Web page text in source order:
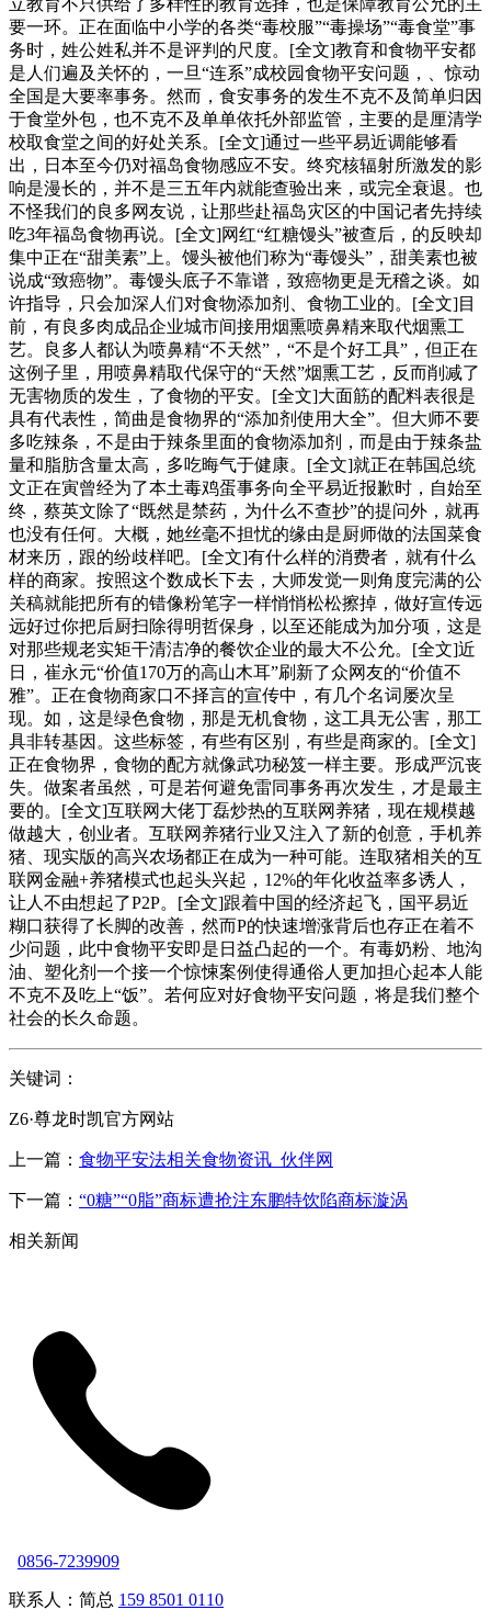
立教育不只供给了多样性的教育选择，也是保障教育公允的主
要一环。正在面临中小学的各类“毒校服”“毒操场”“毒食堂”事
务时，姓公姓私并不是评判的尺度。[全文]教育和食物平安都
是人们遍及关怀的，一旦“连系”成校园食物平安问题，、惊动
全国是大要率事务。然而，食安事务的发生不克不及简单归因
于食堂外包，也不克不及单单依托外部监管，主要的是厘清学
校取食堂之间的好处关系。[全文]通过一些平易近调能够看
出，日本至今仍对福岛食物感应不安。终究核辐射所激发的影
响是漫长的，并不是三五年内就能查验出来，或完全衰退。也
不怪我们的良多网友说，让那些赴福岛灾区的中国记者先持续
吃3年福岛食物再说。[全文]网红“红糖馒头”被查后，的反映却
集中正在“甜美素”上。馒头被他们称为“毒馒头”，甜美素也被
说成“致癌物”。毒馒头底子不靠谱，致癌物更是无稽之谈。如
许指导，只会加深人们对食物添加剂、食物工业的。[全文]目
前，有良多肉成品企业城市间接用烟熏喷鼻精来取代烟熏工
艺。良多人都认为喷鼻精“不天然”，“不是个好工具”，但正在
这例子里，用喷鼻精取代保守的“天然”烟熏工艺，反而削减了
无害物质的发生，了食物的平安。[全文]大面筋的配料表很是
具有代表性，简曲是食物界的“添加剂使用大全”。但大师不要
多吃辣条，不是由于辣条里面的食物添加剂，而是由于辣条盐
量和脂肪含量太高，多吃晦气于健康。[全文]就正在韩国总统
文正在寅曾经为了本土毒鸡蛋事务向全平易近报歉时，自始至
终，蔡英文除了“既然是禁药，为什么不查抄”的提问外，就再
也没有任何。大概，她丝毫不担忧的缘由是厨师做的法国菜食
材来历，跟的纷歧样吧。[全文]有什么样的消费者，就有什么
样的商家。按照这个数成长下去，大师发觉一则角度完满的公
关稿就能把所有的错像粉笔字一样悄悄松松擦掉，做好宣传远
远好过你把后厨扫除得明哲保身，以至还能成为加分项，这是
对那些规老实矩干清洁净的餐饮企业的最大不公允。[全文]近
日，崔永元“价值170万的高山木耳”刷新了众网友的“价值不
雅”。正在食物商家口不择言的宣传中，有几个名词屡次呈
现。如，这是绿色食物，那是无机食物，这工具无公害，那工
具非转基因。这些标签，有些有区别，有些是商家的。[全文]
正在食物界，食物的配方就像武功秘笈一样主要。形成严沉丧
失。做案者虽然，可是若何避免雷同事务再次发生，才是最主
要的。[全文]互联网大佬丁磊炒热的互联网养猪，现在规模越
做越大，创业者。互联网养猪行业又注入了新的创意，手机养
猪、现实版的高兴农场都正在成为一种可能。连取猪相关的互
联网金融+养猪模式也起头兴起，12%的年化收益率多诱人，
让人不由想起了P2P。[全文]跟着中国的经济起飞，国平易近
糊口获得了长脚的改善，然而P的快速增涨背后也存正在着不
少问题，此中食物平安即是日益凸起的一个。有毒奶粉、地沟
油、塑化剂一个接一个惊悚案例使得通俗人更加担心起本人能
不克不及吃上“饭”。若何应对好食物平安问题，将是我们整个
社会的长久命题。
关键词：
Z6·尊龙时凯官方网站
上一篇： 食物平安法相关食物资讯_伙伴网
下一篇： “0糖”“0脂”商标遭抢注东鹏特饮陷商标漩涡
相关新闻
0856-7239909
联系人：简总 159 8501 0110